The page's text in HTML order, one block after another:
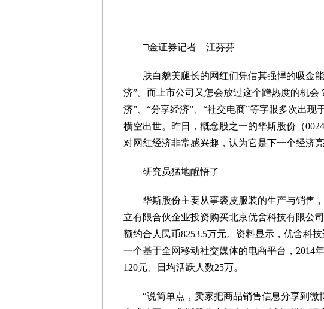
□金证券记者 江芬芬
肤白貌美腿长的网红们凭借其强悍的吸金
济”。而上市公司又怎会放过这个蹭热度的机
济”、“分享经济”、“社交电商”等字眼多次出现
横空出世。昨日，概念股之一的华斯股份（
对网红经济非常感兴趣，认为它是下一个经济
研究员猛地醒悟了
华斯股份主要从事裘皮服装的生产与销售，
立有限合伙企业投资购买北京优舍科技有限公
额约合人民币8253.5万元。资料显示，优舍科
一个基于全网移动社交媒体的电商平台，2014
120元、日均活跃人数25万。
“说简单点，卖家把商品销售信息分享到微